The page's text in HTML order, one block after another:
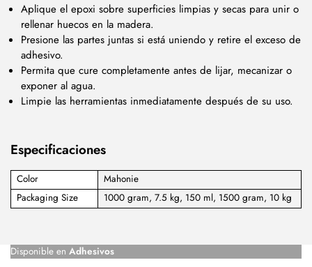
Aplique el epoxi sobre superficies limpias y secas para unir o
rellenar huecos en la madera.
Presione las partes juntas si está uniendo y retire el exceso de
adhesivo.
Permita que cure completamente antes de lijar, mecanizar o
exponer al agua.
Limpie las herramientas inmediatamente después de su uso.
Especificaciones
Color
Mahonie
Packaging Size
1000 gram, 7.5 kg, 150 ml, 1500 gram, 10 kg
Disponible en Adhesivos